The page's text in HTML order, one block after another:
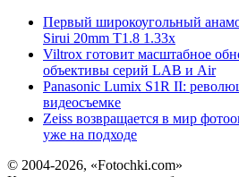
Первый широкоугольный
Sirui 20mm T1.8 1.33x
Viltrox готовит масштабное
объективы серий LAB и Air
Panasonic Lumix S1R II:
видеосъемке
Zeiss возвращается в мир
уже на подходе
© 2004-2026, «Fotochki.com»